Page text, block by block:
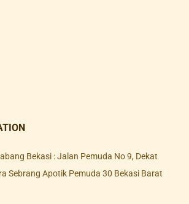
Bekasi : Jalan Pemuda No 9, Dekat
Sebrang Apotik Pemuda 30 Bekasi Barat